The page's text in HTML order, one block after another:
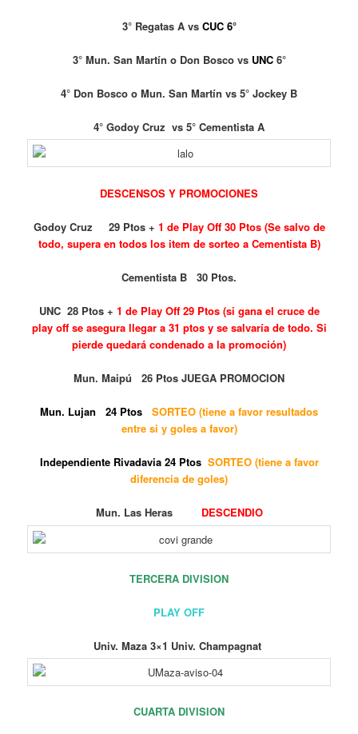
3° Regatas A vs CUC 6°
3° Mun. San Martín o Don Bosco vs UNC 6°
4° Don Bosco o Mun. San Martín vs 5° Jockey B
4° Godoy Cruz vs 5° Cementista A
DESCENSOS Y PROMOCIONES
Godoy Cruz 29 Ptos + 1 de Play Off 30 Ptos (Se salvo de
todo, supera en todos los item de sorteo a Cementista B)
Cementista B 30 Ptos.
UNC 28 Ptos + 1 de Play Off 29 Ptos (si gana el cruce de
play off se asegura llegar a 31 ptos y se salvaría de todo. Si
pierde quedará condenado a la promoción)
Mun. Maipú 26 Ptos JUEGA PROMOCION
Mun. Lujan 24 Ptos SORTEO (tiene a favor resultados
entre si y goles a favor)
Independiente Rivadavia 24 PtosSORTEO (tiene a favor
diferencia de goles)
Mun. Las Heras DESCENDIO
TERCERA DIVISION
PLAY OFF
Univ. Maza 3×1 Univ. Champagnat
CUARTA DIVISION